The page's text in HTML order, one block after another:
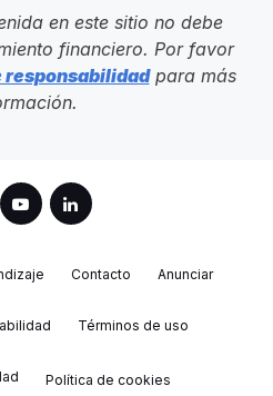
en este sitio no debe
financiero. Por favor
responsabilidadpara más
Contacto Anunciar
Términos de uso
Política de cookies